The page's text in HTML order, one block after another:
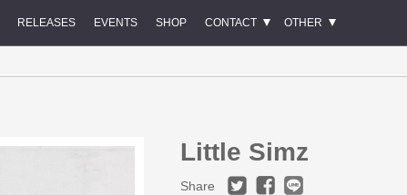
RELEASES EVENTS SHOP CONTACT OTHER
Little Simz
Share